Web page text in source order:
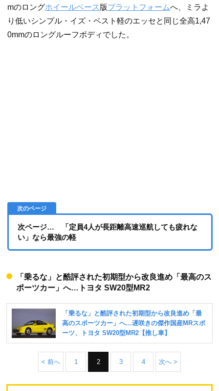
mのロングホイールベース 版プラットフォームへ、ミラよ
り低いシンプル・イズ・ベスト軽のエッセと同じ全高1,47
0mmのロングルーフボディでした。
次ページ… 「定員4人が長距離高速巡航しても疲れな
い」なら最強の軽
「乗るな」と酷評された初期型から改良進め「最高のス
ポーツカー」へ…トヨタ SW20型MR2
< 前へ 1 2 3 4 次へ >